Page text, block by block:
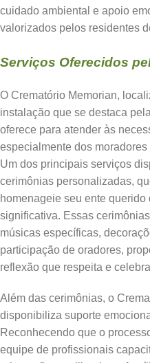
cuidado ambiental e apoio
valorizados pelos residentes
Serviços Oferecidos
O Crematório Memorian,
instalação que se destaca
oferece para atender às
especialmente dos
Um dos principais serviços
cerimônias personalizadas,
homenageie seu ente
significativa. Essas
músicas específicas,
participação de oradores,
reflexão que respeita e
Além das cerimônias, o
disponibiliza suporte
Reconhecendo que o
equipe de profissionais